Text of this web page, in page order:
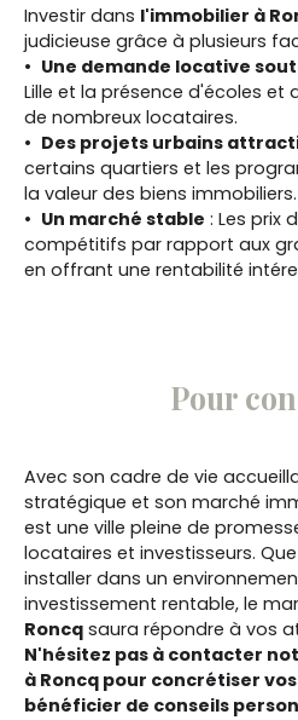
Investir dans l'immobilier à
judicieuse grâce à plusieurs
Une demande locative
Lille et la présence d'écoles
de nombreux locataires.
Des projets urbains
certains quartiers et les
la valeur des biens immobiliers.
Un marché stable : Les prix
compétitifs par rapport aux
en offrant une rentabilité
Pour
Avec son cadre de vie
stratégique et son marché
est une ville pleine de
locataires et investisseurs.
installer dans un
investissement rentable, le
Roncq saura répondre à vos
N'hésitez pas à contacter
à Roncq pour concrétiser
bénéficier de conseils